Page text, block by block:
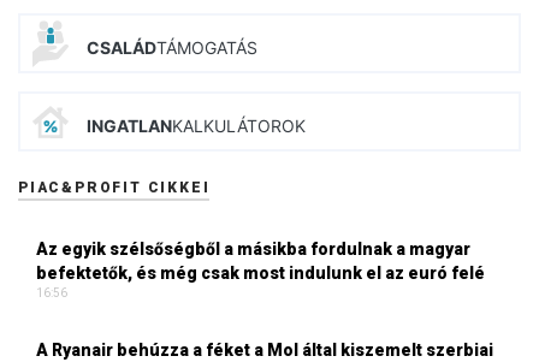
CSALÁDTÁMOGATÁS
INGATLANKALKULÁTOROK
PIAC&PROFIT CIKKEI
Az egyik szélsőségből a másikba fordulnak a magyar
befektetők, és még csak most indulunk el az euró felé
16:56
A Ryanair behúzza a féket a Mol által kiszemelt szerbiai